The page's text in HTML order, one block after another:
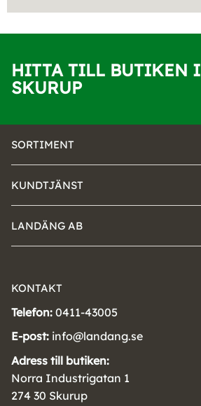
HITTA TILL BUTIKEN I
SKURUP
SORTIMENT
KUNDTJÄNST
LANDÄNG AB
KONTAKT
Telefon: 0411-43005
E-post: info@landang.se
Adress till butiken:
Norra Industrigatan 1
274 30 Skurup